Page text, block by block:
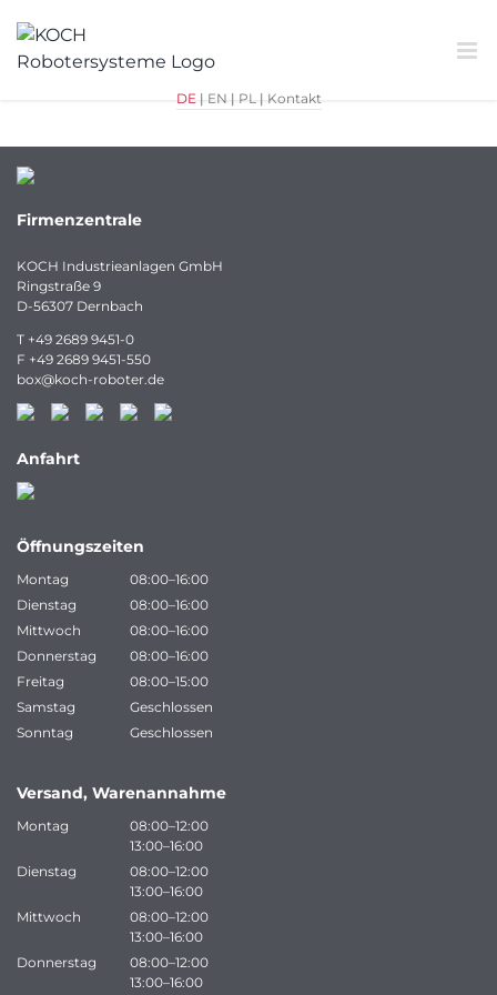
Inhalt
springen
DE| EN | PL| Kontakt
Firmenzentrale
KOCH Industrieanlagen GmbH
Ringstraße 9
D-56307 Dernbach
T +49 2689 9451-0
F +49 2689 9451-550
box@koch-roboter.de
Anfahrt
Öffnungszeiten
Montag
08:00–16:00
Dienstag
08:00–16:00
Mittwoch
08:00–16:00
Donnerstag
08:00–16:00
Freitag
08:00–15:00
Samstag
Geschlossen
Sonntag
Geschlossen
Versand, Warenannahme
Montag
08:00–12:00
13:00–16:00
Dienstag
08:00–12:00
13:00–16:00
Mittwoch
08:00–12:00
13:00–16:00
Donnerstag
08:00–12:00
13:00–16:00